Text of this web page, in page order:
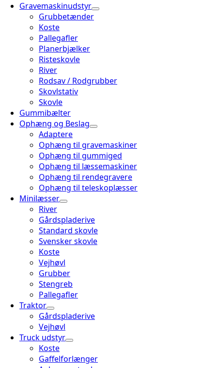
Gravemaskinudstyr
Grubbetænder
Koste
Pallegafler
Planerbjælker
Risteskovle
River
Rodsav / Rodgrubber
Skovlstativ
Skovle
Gummibælter
Ophæng og Beslag
Adaptere
Ophæng til gravemaskiner
Ophæng til gummiged
Ophæng til læssemaskiner
Ophæng til rendegravere
Ophæng til teleskoplæsser
Minilæsser
River
Gårdspladerive
Standard skovle
Svensker skovle
Koste
Vejhøvl
Grubber
Stengreb
Pallegafler
Traktor
Gårdspladerive
Vejhøvl
Truck udstyr
Koste
Gaffelforlænger